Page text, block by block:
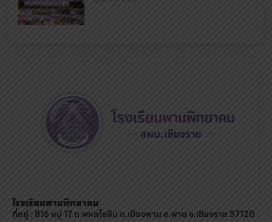
โรงเรียนพานพิทยาคม
ที่อยู่ : 816 หมู่ 17 ถ.พหลโยธิน ต.เมืองพาน อ.พาน จ.เชียงราย 57120